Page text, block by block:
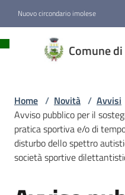
Nuovo circondario imolese
Comune
di
Amministrazione
Novità
Home / Novità / Avvisi
Avviso pubblico per il
pratica sportiva e/o di
disturbo dello spettro
società sportive
Salta al contenuto